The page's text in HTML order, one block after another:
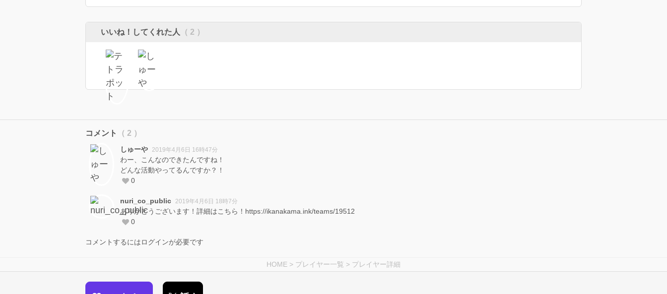
いいね！してくれた人 （ 2 ）
コメント （ 2 ）
しゅーや 2019年4月6日 16時47分
わー、こんなのできたんですね！
どんな活動やってるんですか？！
0
nuri_co_public 2019年4月6日 18時7分
ありがとうございます！詳細はこちら！https://ikanakama.ink/teams/19512
0
コメントするにはログインが必要です
HOME > プレイヤー一覧 > プレイヤー詳細